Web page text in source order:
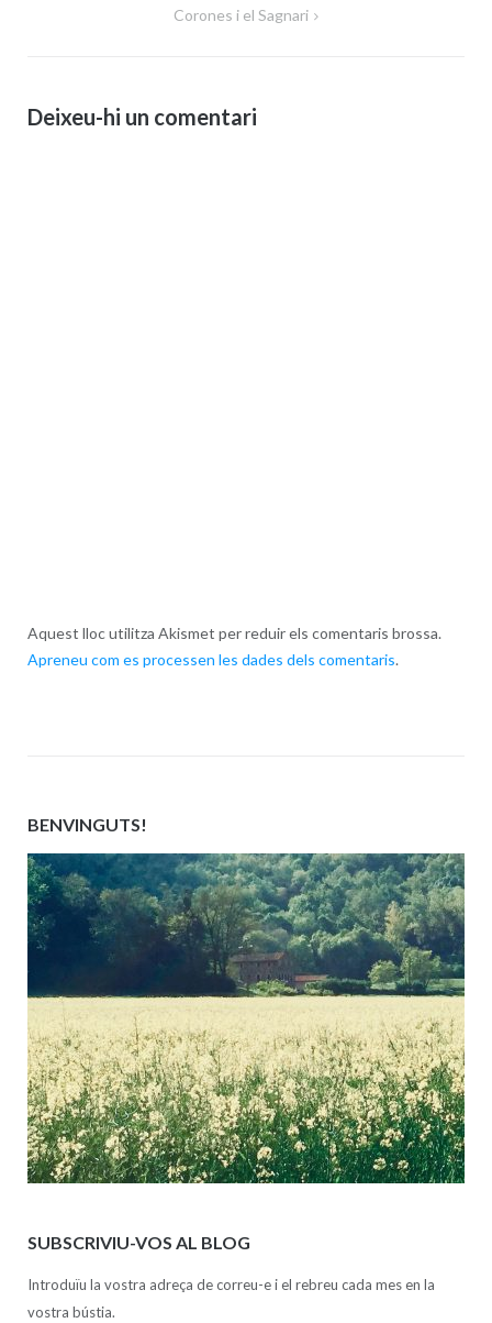
Corones i el Sagnari
Deixeu-hi un comentari
Aquest lloc utilitza Akismet per reduir els comentaris brossa.
Apreneu com es processen les dades dels comentaris.
BENVINGUTS!
SUBSCRIVIU-VOS AL BLOG
Introduïu la vostra adreça de correu-e i el rebreu cada mes en la
vostra bústia.